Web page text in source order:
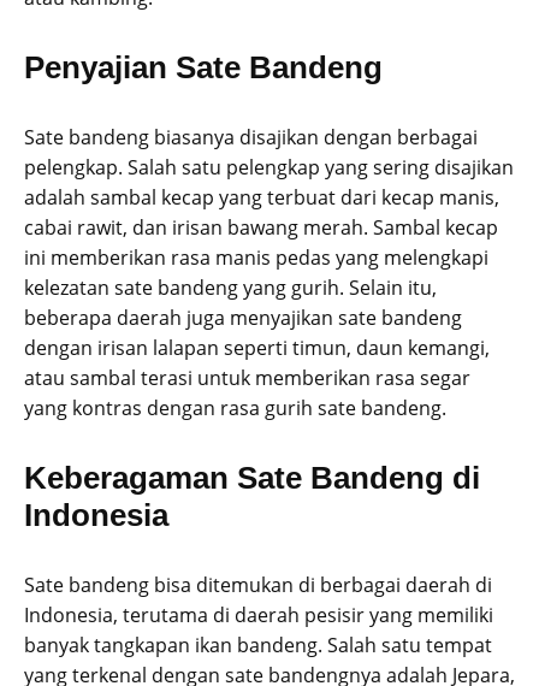
Penyajian Sate Bandeng
Sate bandeng biasanya disajikan dengan berbagai
pelengkap. Salah satu pelengkap yang sering disajikan
adalah sambal kecap yang terbuat dari kecap manis,
cabai rawit, dan irisan bawang merah. Sambal kecap
ini memberikan rasa manis pedas yang melengkapi
kelezatan sate bandeng yang gurih. Selain itu,
beberapa daerah juga menyajikan sate bandeng
dengan irisan lalapan seperti timun, daun kemangi,
atau sambal terasi untuk memberikan rasa segar
yang kontras dengan rasa gurih sate bandeng.
Keberagaman Sate Bandeng di
Indonesia
Sate bandeng bisa ditemukan di berbagai daerah di
Indonesia, terutama di daerah pesisir yang memiliki
banyak tangkapan ikan bandeng. Salah satu tempat
yang terkenal dengan sate bandengnya adalah Jepara,